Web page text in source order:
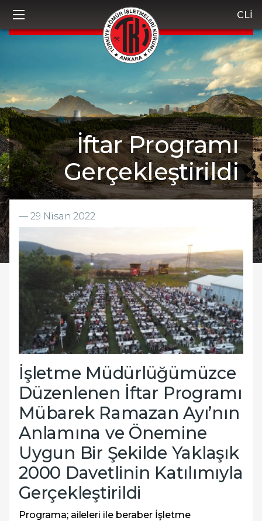
İftar Programı
Gerçekleştirildi
― 29 Nisan 2022
İşletme Müdürlüğümüzce
Düzenlenen İftar Programı
Mübarek Ramazan Ayı’nın
Anlamına ve Önemine
Uygun Bir Şekilde Yaklaşık
2000 Davetlinin Katılımıyla
Gerçekleştirildi
Programa; aileleri ile beraber İşletme
CLİ